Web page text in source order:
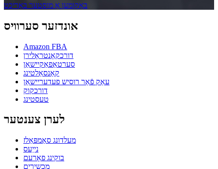
באַקומען אַ מוסטער באַריכט
אונדזער סערוויס
Amazon FBA
דורכקאָנטראָלירן
סערטאַפאַקיישאַן
קאַנסאַלטינג
עאַק פֿאַר רוסיש פעדעריישאַן
דורכקוק
טעסטינג
לערן צענטער
מעלדונג סאַמפּאַלז
נייַעס
בוקינג פאָרעם
מכשירים